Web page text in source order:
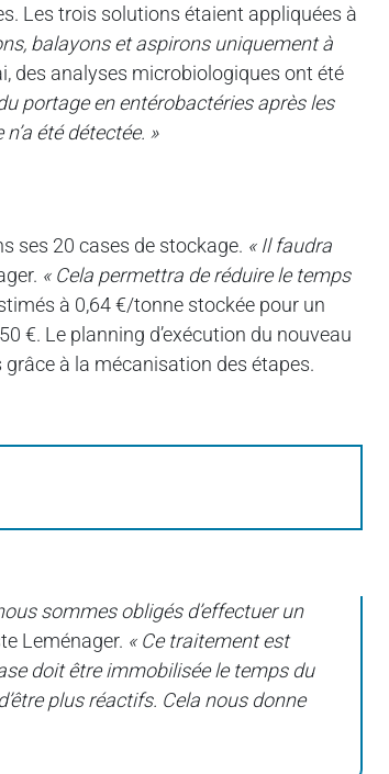
Les trois solutions étaient appliquées à
balayons et aspirons uniquement à
des analyses microbiologiques ont été
portage en entérobactéries après les
été détectée. »
ses 20 cases de stockage. « Il faudra
« Cela permettra de réduire le temps
à 0,64 €/tonne stockée pour un
€. Le planning d’exécution du nouveau
à la mécanisation des étapes.
sommes obligés d’effectuer un
Leménager. « Ce traitement est
doit être immobilisée le temps du
plus réactifs. Cela nous donne